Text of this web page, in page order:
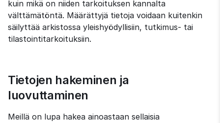
kuin mikä on niiden tarkoituksen kannalta
välttämätöntä. Määrättyjä tietoja voidaan kuitenkin
säilyttää arkistossa yleishyödyllisiin, tutkimus- tai
tilastointitarkoituksiin.
Tietojen hakeminen ja
luovuttaminen
Meillä on lupa hakea ainoastaan sellaisia